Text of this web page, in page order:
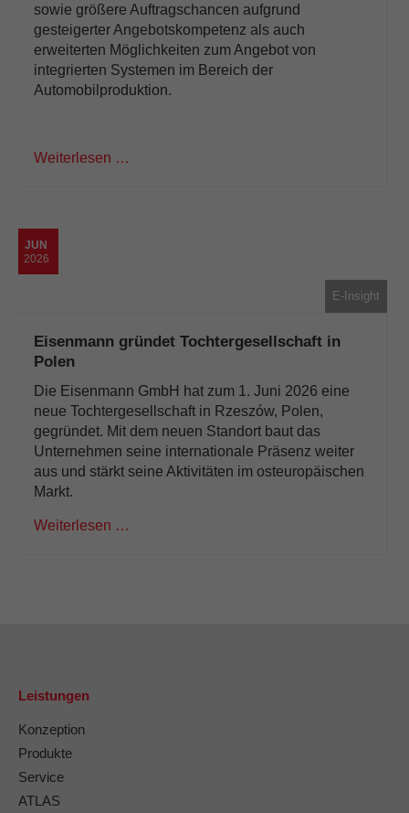
sowie größere Auftragschancen aufgrund
gesteigerter Angebotskompetenz als auch
erweiterten Möglichkeiten zum Angebot von
integrierten Systemen im Bereich der
Automobilproduktion.
Weiterlesen …
JUN
2026
E-Insight
Eisenmann gründet Tochtergesellschaft in
Polen
Die Eisenmann GmbH hat zum 1. Juni 2026 eine
neue Tochtergesellschaft in Rzeszów, Polen,
gegründet. Mit dem neuen Standort baut das
Unternehmen seine internationale Präsenz weiter
aus und stärkt seine Aktivitäten im osteuropäischen
Markt.
Weiterlesen …
Leistungen
Konzeption
Produkte
Service
ATLAS